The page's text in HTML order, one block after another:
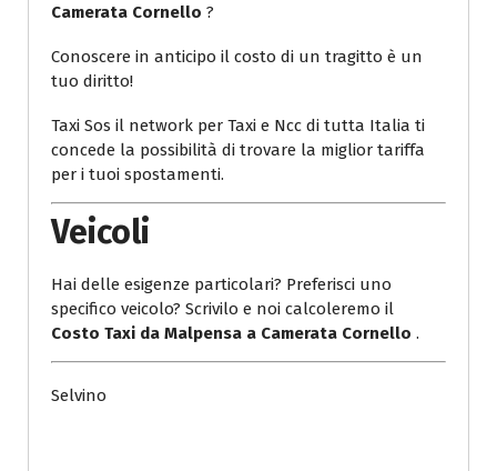
Camerata Cornello ?
Conoscere in anticipo il costo di un tragitto è un
tuo diritto!
Taxi Sos il network per Taxi e Ncc di tutta Italia ti
concede la possibilità di trovare la miglior tariffa
per i tuoi spostamenti.
Veicoli
Hai delle esigenze particolari? Preferisci uno
specifico veicolo? Scrivilo e noi calcoleremo il
Costo Taxi da Malpensa a Camerata Cornello .
Selvino